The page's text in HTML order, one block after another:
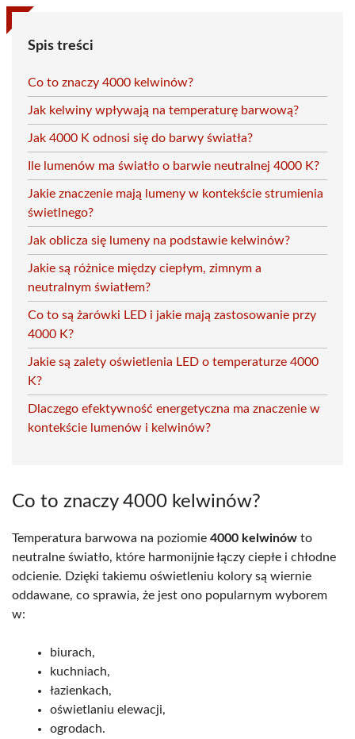
Spis treści
Co to znaczy 4000 kelwinów?
Jak kelwiny wpływają na temperaturę barwową?
Jak 4000 K odnosi się do barwy światła?
Ile lumenów ma światło o barwie neutralnej 4000 K?
Jakie znaczenie mają lumeny w kontekście strumienia
świetlnego?
Jak oblicza się lumeny na podstawie kelwinów?
Jakie są różnice między ciepłym, zimnym a
neutralnym światłem?
Co to są żarówki LED i jakie mają zastosowanie przy
4000 K?
Jakie są zalety oświetlenia LED o temperaturze 4000
K?
Dlaczego efektywność energetyczna ma znaczenie w
kontekście lumenów i kelwinów?
Co to znaczy 4000 kelwinów?
Temperatura barwowa na poziomie 4000 kelwinów to
neutralne światło, które harmonijnie łączy ciepłe i chłodne
odcienie. Dzięki takiemu oświetleniu kolory są wiernie
oddawane, co sprawia, że jest ono popularnym wyborem
w:
biurach,
kuchniach,
łazienkach,
oświetlaniu elewacji,
ogrodach.